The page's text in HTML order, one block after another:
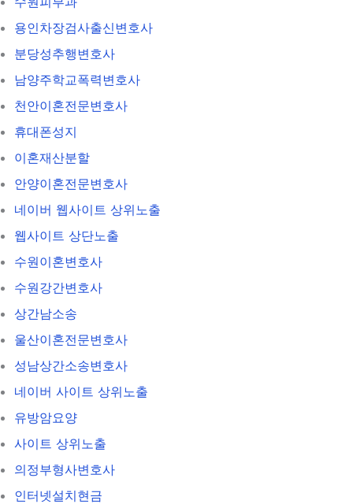
용인차장검사출신변호사
분당성추행변호사
남양주학교폭력변호사
천안이혼전문변호사
휴대폰성지
이혼재산분할
안양이혼전문변호사
네이버 웹사이트 상위노출
웹사이트 상단노출
수원이혼변호사
수원강간변호사
상간남소송
울산이혼전문변호사
성남상간소송변호사
네이버 사이트 상위노출
유방암요양
사이트 상위노출
의정부형사변호사
인터넷설치현금